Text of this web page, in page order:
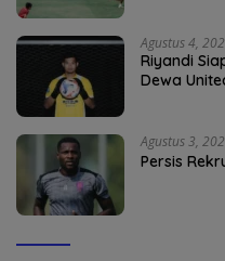
Agustus 4,
Riyandi
Dewa
Agustus 3,
Persis